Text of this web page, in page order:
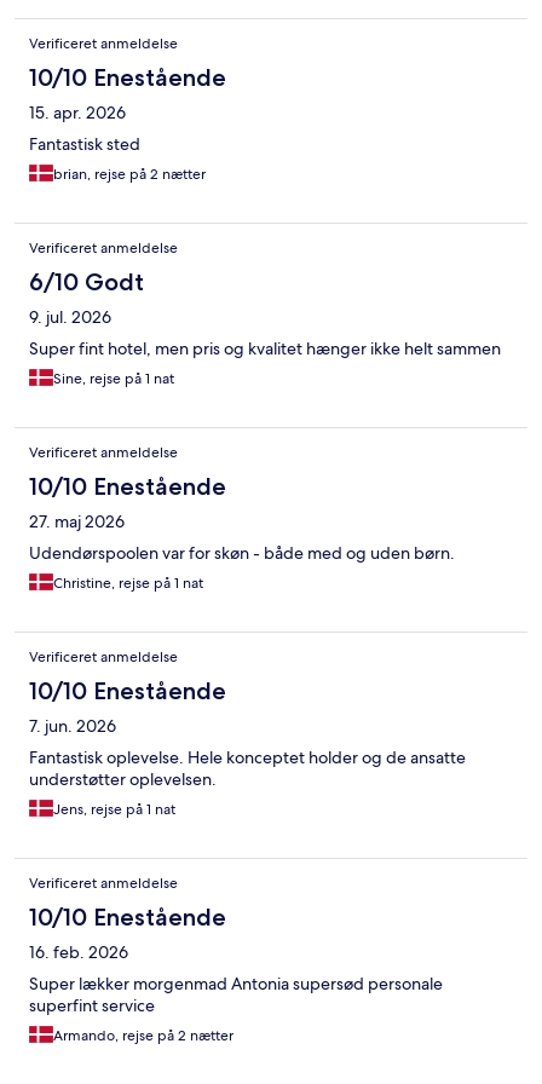
Verificeret anmeldelse
10/10 Enestående
15. apr. 2026
Fantastisk sted
brian, rejse på 2 nætter
Verificeret anmeldelse
6/10 Godt
9. jul. 2026
Super fint hotel, men pris og kvalitet hænger ikke helt sammen
Sine, rejse på 1 nat
Verificeret anmeldelse
10/10 Enestående
27. maj 2026
Udendørspoolen var for skøn - både med og uden børn.
Christine, rejse på 1 nat
Verificeret anmeldelse
10/10 Enestående
7. jun. 2026
Fantastisk oplevelse. Hele konceptet holder og de ansatte
understøtter oplevelsen.
Jens, rejse på 1 nat
Verificeret anmeldelse
10/10 Enestående
16. feb. 2026
Super lækker morgenmad Antonia supersød personale
superfint service
Armando, rejse på 2 nætter